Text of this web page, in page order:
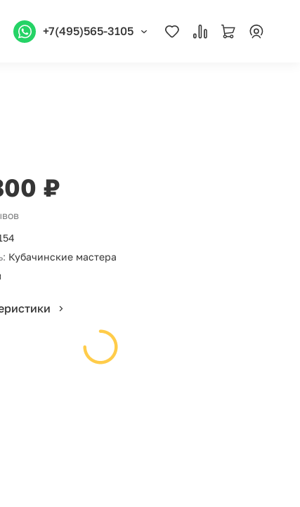
+7(495)565-3105
₽
Кубачинские мастера